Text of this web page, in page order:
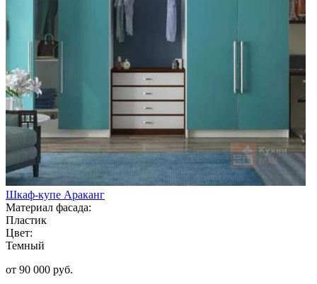
Шкаф-купе Араканг
Материал фасада:
Пластик
Цвет:
Темный
от 90 000 руб.